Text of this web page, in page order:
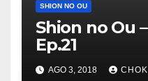
SHION NO OU
Shion no Ou
Ep.21
AGO 3, 2018